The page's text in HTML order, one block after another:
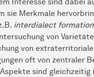
Interesse sind dabei
sie Merkmale
interdialect
von
von
oft von zentraler
sind gleichzeitig